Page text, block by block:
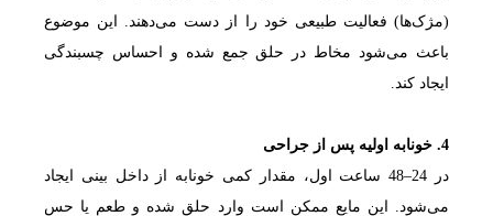
(مژک‌ها) فعالیت طبیعی خود را از دست می‌دهند. این موضوع
باعث می‌شود مخاط در حلق جمع شده و احساس چسبندگی
ایجاد کند.
4. خونابه اولیه پس از جراحی
در 24–48 ساعت اول، مقدار کمی خونابه از داخل بینی ایجاد
می‌شود. این مایع ممکن است وارد حلق شده و طعم یا حس